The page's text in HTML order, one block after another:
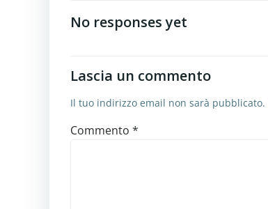
articoli
No responses yet
Lascia un commento
Il tuo indirizzo email non sarà pubblicato.
Commento *